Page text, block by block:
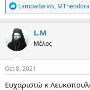
R
e
a
c
t
i
o
n
s
Lampadarios,
L.M
Μέλος
Oct 8, 2021
Ευχαριστώ κ